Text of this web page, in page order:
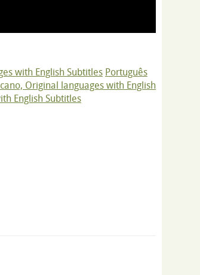
with English Subtitles Português
Original languages with English
English Subtitles